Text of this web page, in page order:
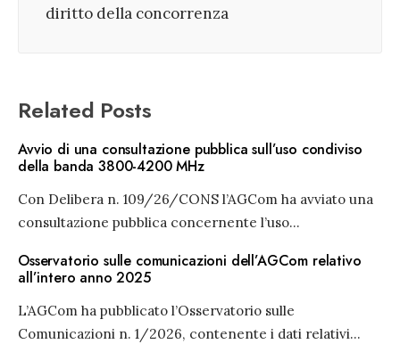
diritto della concorrenza
Related Posts
Avvio di una consultazione pubblica sull’uso condiviso
della banda 3800-4200 MHz
Con Delibera n. 109/26/CONS l’AGCom ha avviato una
consultazione pubblica concernente l’uso...
Osservatorio sulle comunicazioni dell’AGCom relativo
all’intero anno 2025
L’AGCom ha pubblicato l’Osservatorio sulle
Comunicazioni n. 1/2026, contenente i dati relativi...